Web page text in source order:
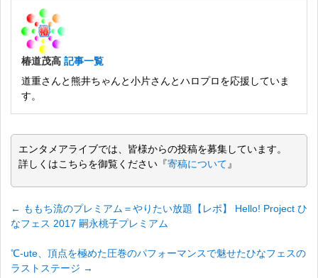
椿道茂高 記事一覧
道重さんと熊井ちゃんと小片さんとハロプロを応援していま
す。
エンタメアライブでは、皆様からの投稿を募集しています。
詳しくはこちらを御覧ください『寄稿について』
← ももち流のプレミアム＝やりたい放題【レポ】 Hello! Project ひ
なフェス 2017 嗣永桃子プレミアム
℃-ute、頂点を極めた圧巻のパフォーマンスで魅せたひなフェスの
ラストステージ →